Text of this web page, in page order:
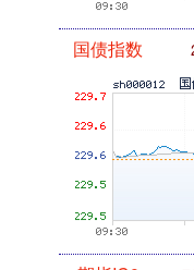
国债指数
期指IC0